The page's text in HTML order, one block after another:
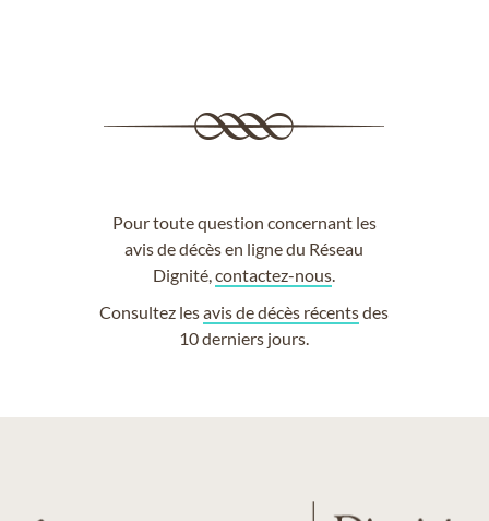
Pour toute question concernant les
avis de décès en ligne du Réseau
Dignité,contactez-nous
Consultez lesavis de décès récentsdes
10 derniers jours.